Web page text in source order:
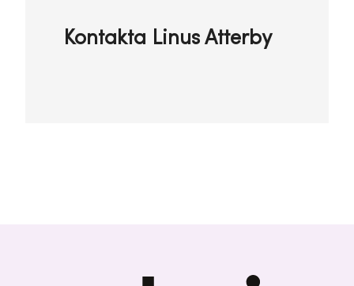
Kontakta Linus Atterby